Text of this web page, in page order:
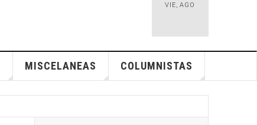
VIE,AGO
MISCELANEAS COLUMNISTAS